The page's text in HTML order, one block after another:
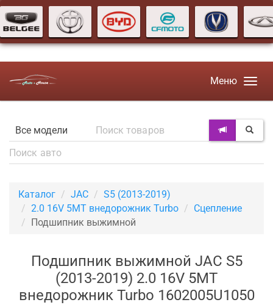
Меню
Каталог JAC
S5 (2013-2019)
2.0 16V 5MT внедорожник Turbo
Сцепление
Подшипник выжимной
Подшипник выжимной JAC S5
(2013-2019) 2.0 16V 5MT
внедорожник Turbo 1602005U1050